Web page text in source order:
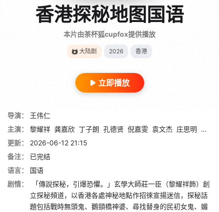
香港探秘地图国语
本片由茶杯狐cupfox提供播放
大陆剧 2026 香港
立即播放
导演：
王伟仁
主演：
黎耀祥 龚嘉欣 丁子朗 孔德贤 倪嘉雯 袁文杰 庄思明 蔡国
更新：
2026-06-12 21:15
备注：
已完结
语言：
国语
剧情：
「傳說探秘，引爆恐懼。」玄學大師莊一臣（黎耀祥飾）創
立探秘頻道，以香港各處神秘地點作招徠宣揚迷信，探秘話
題包括戰時無頭鬼、鵝頸橋神婆、尋找替身的民初女鬼、媚